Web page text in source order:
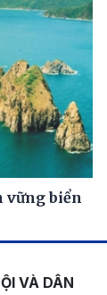
vững biển
VÀ DÂN